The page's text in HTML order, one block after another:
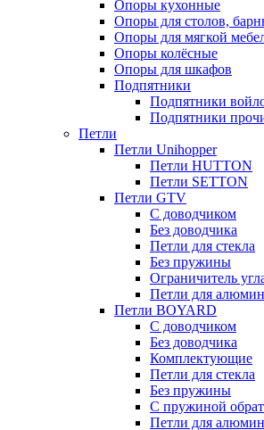
Опоры кухонные
Опоры для столов,
Опоры для мягкой
Опоры колёсные
Опоры для шкафов
Подпятники
Подпятники
Подпятники
Петли
Петли Unihopper
Петли HUTTON
Петли SETTON
Петли GTV
С доводчиком
Без доводчика
Петли для стекла
Без пружины
Ограничитель
Петли для
Петли BOYARD
С доводчиком
Без доводчика
Комплектующие
Петли для стекла
Без пружины
С пружиной
Петли для